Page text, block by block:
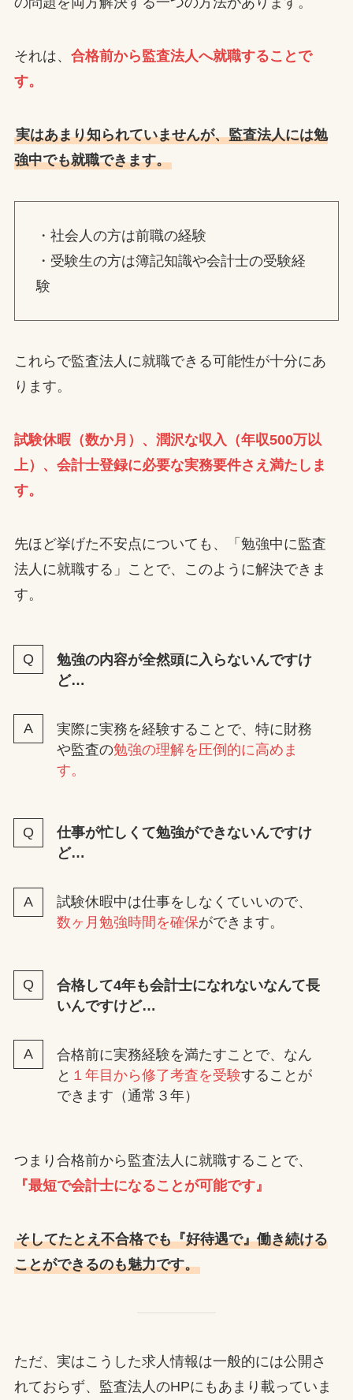
それは、 合格前から監査法人へ就職することで
す。
実はあまり知られていませんが、監査法人には勉
強中でも就職できます。
・社会人の方は前職の経験
・受験生の方は簿記知識や会計士の受験経
験
これらで監査法人に就職できる可能性が十分にあ
ります。
試験休暇（数か月）、潤沢な収入（年収500万以
上）、会計士登録に必要な実務要件さえ満たしま
す。
先ほど挙げた不安点についても、「勉強中に監査
法人に就職する」ことで、このように解決できま
す。
勉強の内容が全然頭に入らないんですけ
ど…
実際に実務を経験することで、特に財務
や監査の勉強の理解を圧倒的に高めま
す。
仕事が忙しくて勉強ができないんですけ
ど…
試験休暇中は仕事をしなくていいので、
数ヶ月勉強時間を確保ができます。
合格して4年も会計士になれないなんて長
いんですけど…
合格前に実務経験を満たすことで、なん
と １年目から修了考査を受験することが
できます（通常３年）
つまり合格前から監査法人に就職することで、
『最短で会計士になることが可能です』
そしてたとえ不合格でも『好待遇で』働き続ける
ことができるのも魅力です。
ただ、実はこうした求人情報は一般的には公開さ
れておらず、監査法人のHPにもあまり載っていま